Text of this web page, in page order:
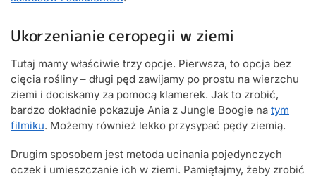
Ukorzenianie ceropegii w ziemi
Tutaj mamy właściwie trzy opcje. Pierwsza, to opcja bez
cięcia rośliny – długi pęd zawijamy po prostu na wierzchu
ziemi i dociskamy za pomocą klamerek. Jak to zrobić,
bardzo dokładnie pokazuje Ania z Jungle Boogie na tym
filmiku. Możemy również lekko przysypać pędy ziemią.
Drugim sposobem jest metoda ucinania pojedynczych
oczek i umieszczanie ich w ziemi. Pamiętajmy, żeby zrobić